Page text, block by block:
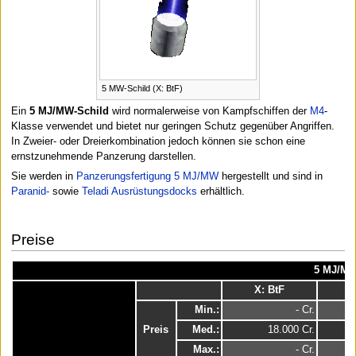
5 MW-Schild (X: BtF)
Ein 5 MJ/MW-Schild wird normalerweise von Kampfschiffen der M4-
Klasse verwendet und bietet nur geringen Schutz gegenüber Angriffen.
In Zweier- oder Dreierkombination jedoch können sie schon eine
ernstzunehmende Panzerung darstellen.
Sie werden in Panzerungsfertigung 5 MJ/MWhergestellt und sind in
Paranid-sowie Teladi Ausrüstungsdocks erhältlich.
Preise
5 MJ/
X: BtF
Preis
Min.:
- Cr.
Med.:
18.000 Cr.
Max.:
- Cr.